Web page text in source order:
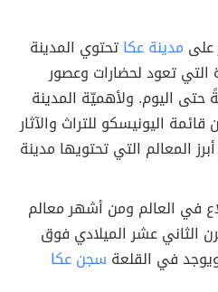
على مدينة عكاتحتوي المدينة
التي تعود لحضارات وعصور
حتى اليوم. ولأهميّة المدينة
اليونيسكو للتراث والآثار
المعالم التي تحتويها مدينة
في العالم ومن أشهر معالم
الثاني عشر الميلادي فوق
في القلعة سجن عكا